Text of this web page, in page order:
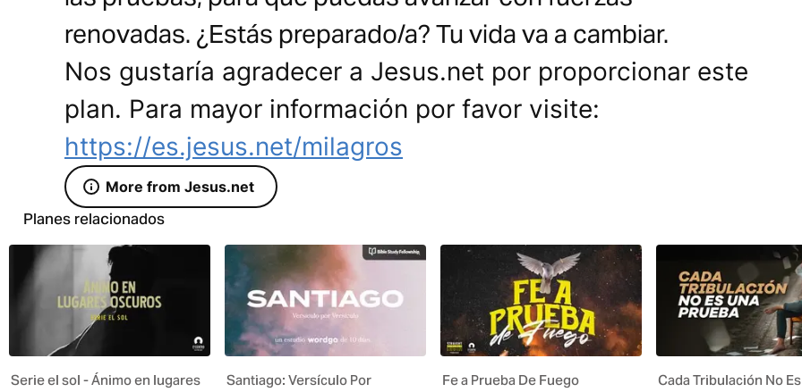
renovadas. ¿Estás preparado/a? Tu vida va a cambiar.
Nos gustaría agradecer a Jesus.net por proporcionar este
plan. Para mayor información por favor visite:
https://es.jesus.net/milagros
More from Jesus.net
Planes relacionados
Serie el sol - Ánimo en lugares
Santiago: Versículo Por
Fe a Prueba De Fuego
Cada Tribulación No Es